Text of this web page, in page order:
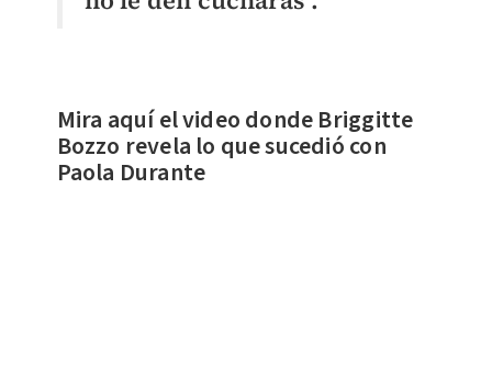
Mira aquí el video donde Briggitte
Bozzo revela lo que sucedió con
Paola Durante